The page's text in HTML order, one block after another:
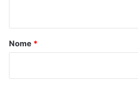
o
Nome *